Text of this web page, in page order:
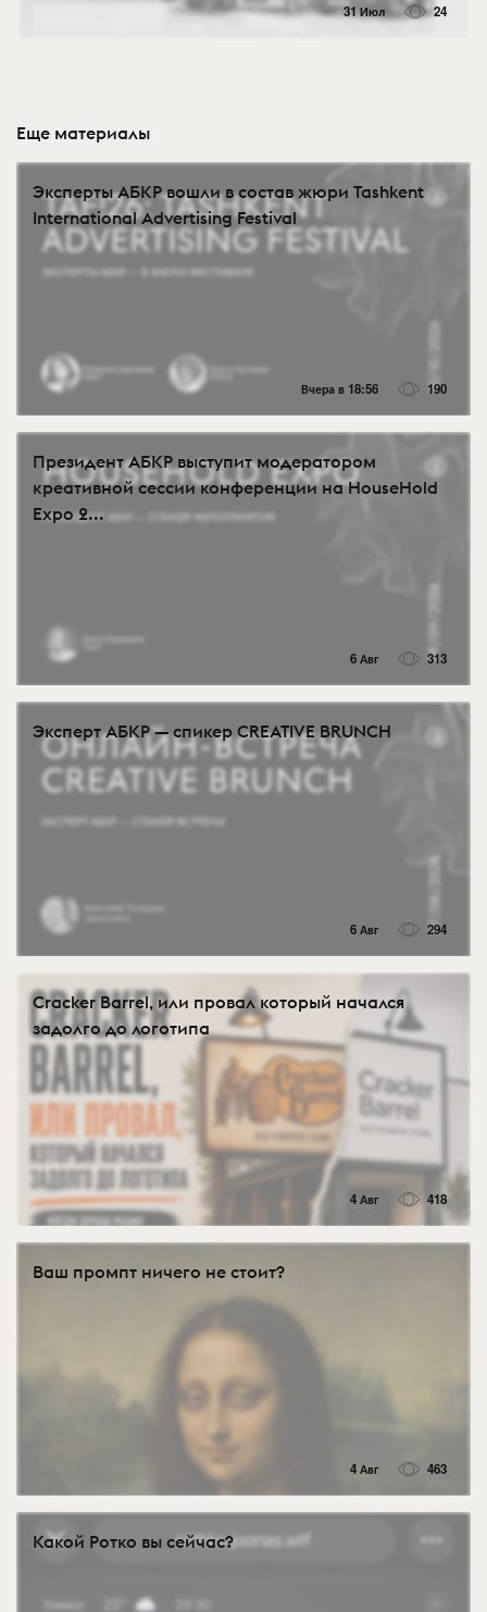
31 Июл 24
Еще материалы
Эксперты АБКР вошли в состав жюри Tashkent
International Advertising Festival
Вчера в 18:56 190
Президент АБКР выступит модератором
креативной сессии конференции на HouseHold
Expo 2...
6 Авг 313
Эксперт АБКР — спикер CREATIVE BRUNCH
6 Авг 294
Cracker Barrel, или провал который начался
задолго до логотипа
4 Авг 418
Ваш промпт ничего не стоит?
4 Авг 463
Какой Ротко вы сейчас?